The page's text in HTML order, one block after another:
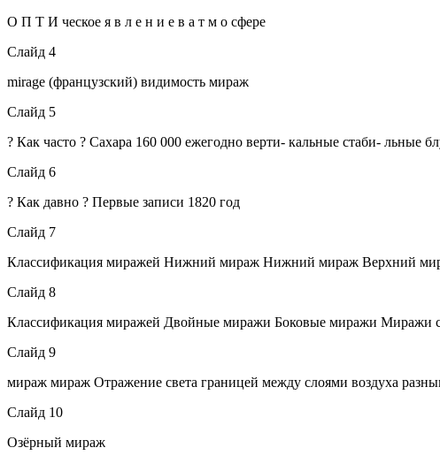
О П Т И ческое я в л е н и е в а т м о сфере
Слайд 4
mirage (французский) видимость мираж
Слайд 5
? Как часто ? Сахара 160 000 ежегодно верти- кальные стаби- льные
Слайд 6
? Как давно ? Первые записи 1820 год
Слайд 7
Классификация миражей Нижний мираж Нижний мираж Верхний
Слайд 8
Классификация миражей Двойные миражи Боковые миражи Миражи
Слайд 9
мираж мираж Отражение света границей между слоями воздуха
Слайд 10
Озёрный мираж